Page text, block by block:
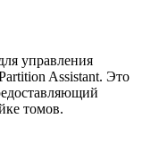
управления
Assistant. Это
томов.